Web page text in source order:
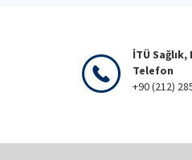
İTÜ
Telefon
+90 (212)